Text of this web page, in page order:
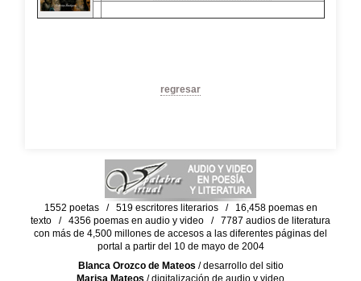
regresar
1552 poetas / 519 escritores literarios / 16,458 poemas en
texto / 4356 poemas en audio y video / 7787 audios de literatura
con más de 4,500 millones de accesos a las diferentes páginas del
portal a partir del 10 de mayo de 2004
Blanca Orozco de Mateos / desarrollo del sitio